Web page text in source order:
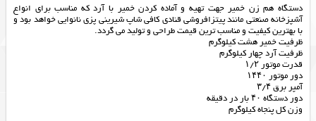
دستگاه هم زن خمیر جهت تهیه و آماده کردن خمیر با آرد که مناسب برای انواع
آشپزخانه صنعتی مانند پیتزافروشی قنادی کافی شاپ شیرینی پزی نانوایی خواهد بود و
با بهترین کیفیت و مناسب ترین قیمت طراحی و تولید می گردد.
ظرفیت خمیر هشت کیلوگرم
ظرفیت آرد چهار کیلوگرم
قدرت موتور ۱/۲
دور موتور ۱۴۴۰
آمپر برق ۳/۴
دور دستگاه ۴۰ بار در دقیقه
وزن کل پنجاه کیلوگرم